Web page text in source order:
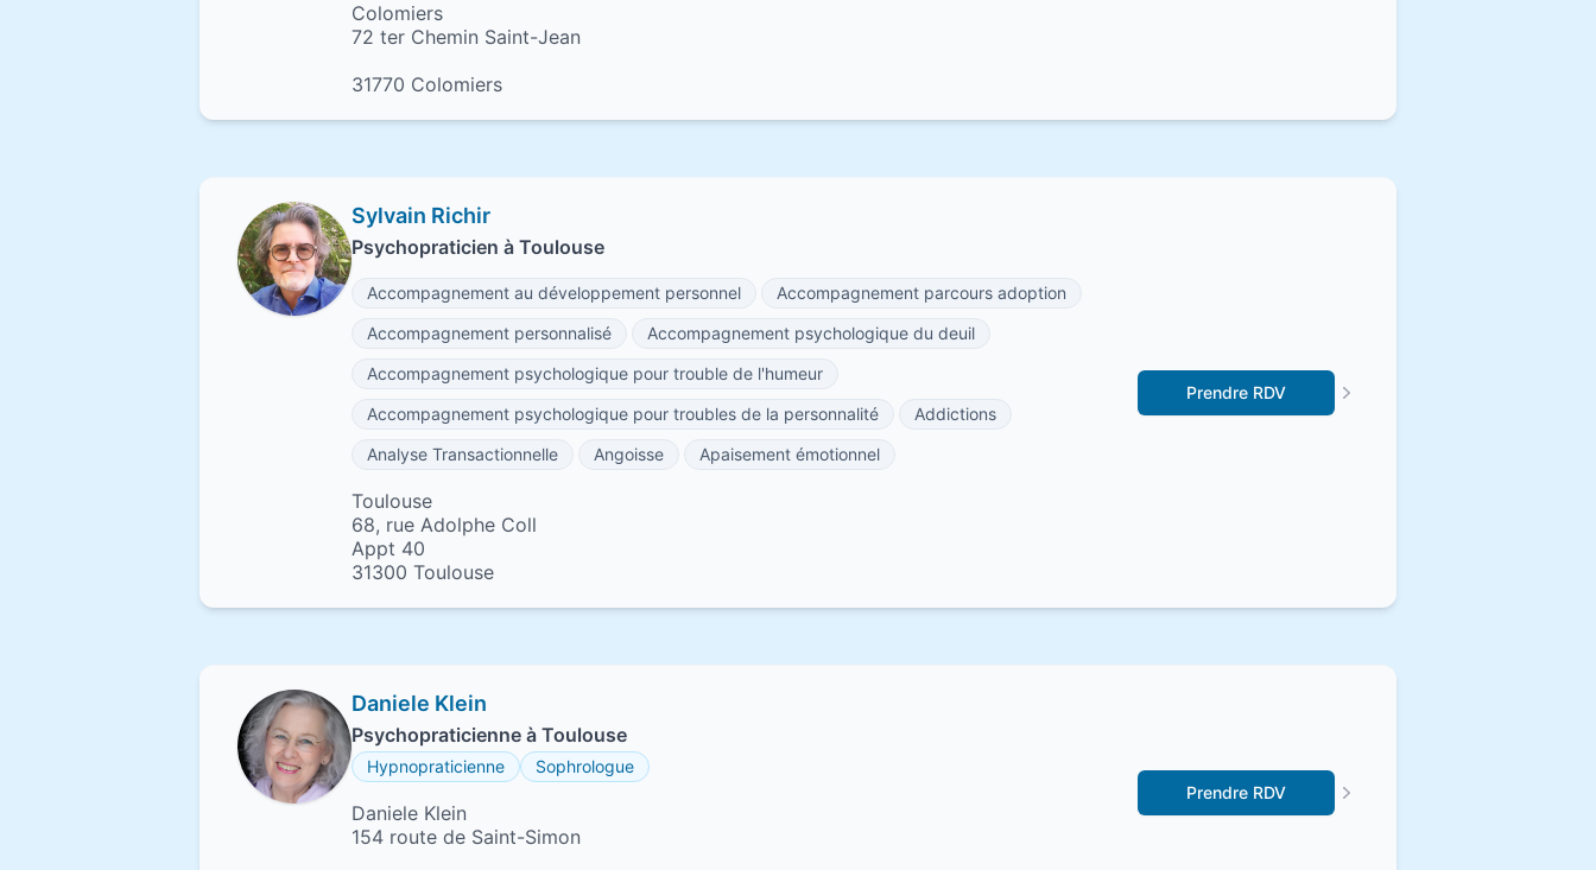
Colomiers
72 ter Chemin Saint-Jean
31770 Colomiers
Sylvain Richir
Psychopraticien à Toulouse
Accompagnement au développement personnel
Accompagnement parcours adoption
Accompagnement personnalisé
Accompagnement psychologique du deuil
Accompagnement psychologique pour trouble de l'humeur
Accompagnement psychologique pour troubles de la personnalité
Addictions
Analyse Transactionnelle
Angoisse Apaisement émotionnel
Toulouse
68, rue Adolphe Coll
Appt 40
31300 Toulouse
Prendre RDV
Daniele Klein
Psychopraticienne à Toulouse
Hypnopraticienne Sophrologue
Daniele Klein
154 route de Saint-Simon
Prendre RDV